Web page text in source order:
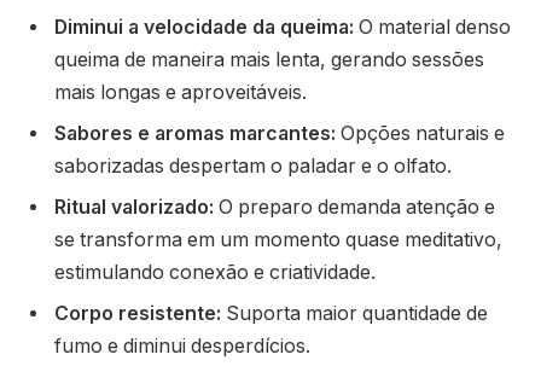
Diminui a velocidade da queima: O material denso
queima de maneira mais lenta, gerando sessões
mais longas e aproveitáveis.
Sabores e aromas marcantes: Opções naturais e
saborizadas despertam o paladar e o olfato.
Ritual valorizado: O preparo demanda atenção e
se transforma em um momento quase meditativo,
estimulando conexão e criatividade.
Corpo resistente: Suporta maior quantidade de
fumo e diminui desperdícios.